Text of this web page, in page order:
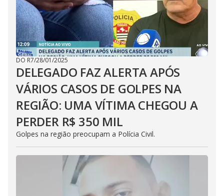
DO R7/28/01/2025
DELEGADO FAZ ALERTA APÓS
VÁRIOS CASOS DE GOLPES NA
REGIÃO: UMA VÍTIMA CHEGOU A
PERDER R$ 350 MIL
Golpes na região preocupam a Polícia Civil.